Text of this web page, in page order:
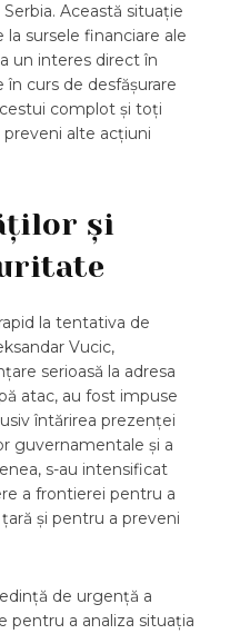
Această situație
la sursele financiare ale
un interes direct în
curs de desfășurare
complot și toți
alte acțiuni
și
la tentativa de
Vucic,
serioasă la adresa
atac, au fost impuse
întărirea prezenței
guvernamentale și a
s-au intensificat
a frontierei pentru a
și pentru a preveni
de urgență a
pentru a analiza situația